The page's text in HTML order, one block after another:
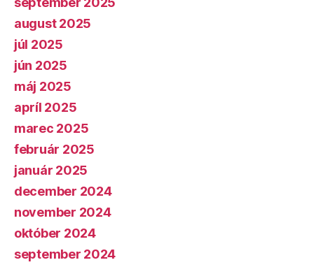
august 2025
júl 2025
jún 2025
máj 2025
apríl 2025
marec 2025
február 2025
január 2025
december 2024
november 2024
október 2024
september 2024